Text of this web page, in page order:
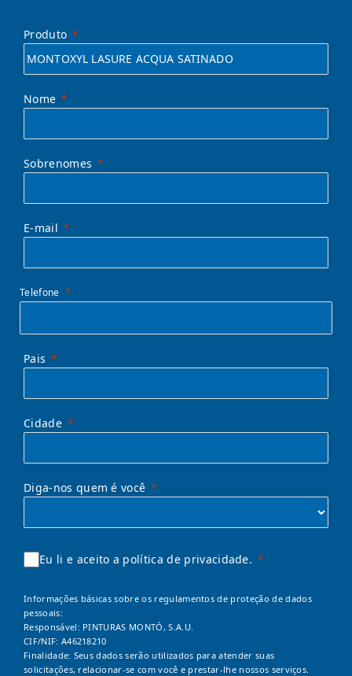
Produto
Nome
Sobrenomes
E-mail
Telefone
Pais
Cidade
Diga-nos quem é você
Eu li e aceito a política de privacidade.
Informações básicas sobre os regulamentos de proteção de dados
pessoais:
Responsável: PINTURAS MONTÓ, S.A.U.
CIF/NIF: A46218210
Finalidade: Seus dados serão utilizados para atender suas
solicitações, relacionar-se com você e prestar-lhe nossos serviços.